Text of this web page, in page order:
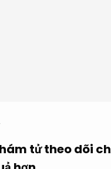
tử theo dõi